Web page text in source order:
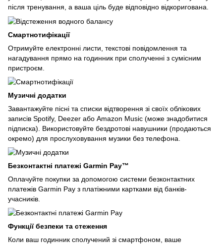
після тренування, а ваша ціль буде відповідно відкоригована.
Смартнотифікації
Отримуйте електронні листи, текстові повідомлення та
нагадування прямо на годинник при сполученні з сумісним
пристроєм.
Музичні додатки
Завантажуйте пісні та списки відтворення зі своїх облікових
записів Spotify, Deezer або Amazon Music (може знадобитися
підписка). Використовуйте бездротові навушники (продаються
окремо) для прослуховування музики без телефона.
Безконтактні платежі Garmin Pay™
Оплачуйте покупки за допомогою системи безконтактних
платежів Garmin Pay з платіжними картками від банків-
учасників.
Функції безпеки та стеження
Коли ваш годинник сполучений зі смартфоном, ваше